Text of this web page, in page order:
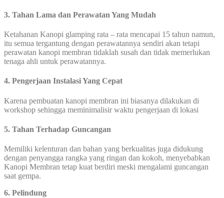
3. Tahan Lama dan Perawatan Yang Mudah
Ketahanan Kanopi glamping rata – rata mencapai 15 tahun namun,
itu semua tergantung dengan perawatannya sendiri akan tetapi
perawatan kanopi membran tidaklah susah dan tidak memerlukan
tenaga ahli untuk perawatannya.
4. Pengerjaan Instalasi Yang Cepat
Karena pembuatan kanopi membran ini biasanya dilakukan di
workshop sehingga meminimalisir waktu pengerjaan di lokasi
5. Tahan Terhadap Guncangan
Memiliki kelenturan dan bahan yang berkualitas juga didukung
dengan penyangga rangka yang ringan dan kokoh, menyebabkan
Kanopi Membran tetap kuat berdiri meski mengalami guncangan
saat gempa.
6. Pelindung